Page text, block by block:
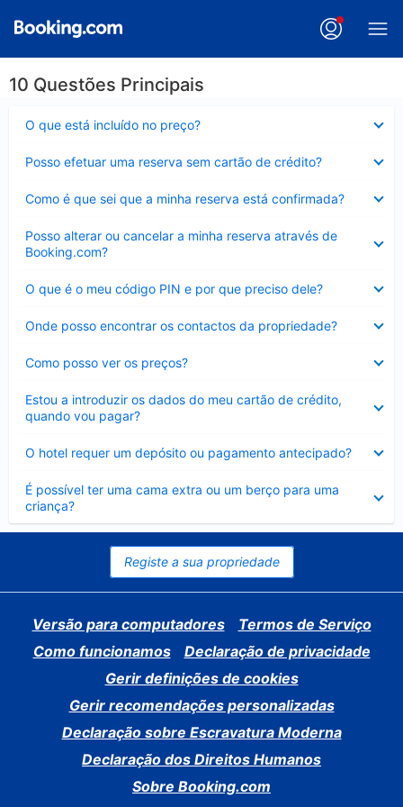
10 Questões Principais
O que está incluído no preço?
fechado
Posso efetuar uma reserva sem cartão de crédito?
fechado
Como é que sei que a minha reserva está confirmada?
fechado
Posso alterar ou cancelar a minha reserva através de
Booking.com?
fechado
O que é o meu código PIN e por que preciso dele?
fechado
Onde posso encontrar os contactos da propriedade?
fechado
Como posso ver os preços?
fechado
Estou a introduzir os dados do meu cartão de crédito,
quando vou pagar?
fechado
O hotel requer um depósito ou pagamento antecipado?
fechado
É possível ter uma cama extra ou um berço para uma
criança?
Elemento
fechado
Registe a sua propriedade
Versão para computadores
Termos de Serviço
Como funcionamos
Declaração de privacidade
Gerir definições de cookies
Gerir recomendações personalizadas
Declaração sobre Escravatura Moderna
Declaração dos Direitos Humanos
Sobre Booking.com